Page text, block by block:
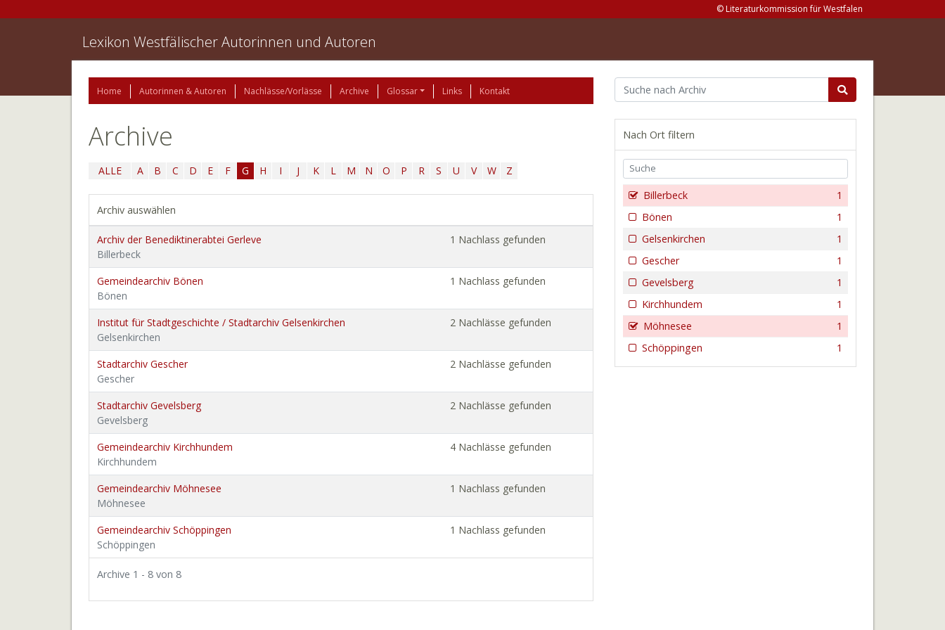
© Literaturkommission für Westfalen
Lexikon Westfälischer Autorinnen und Autoren
Home Autorinnen & Autoren Nachlässe/Vorlässe Archive Glossar Links Kontakt
Archive
ALLE A B C D E F G H I J K L M N O P R S U V W Z
Archiv auswählen
Archiv der Benediktinerabtei Gerleve
Billerbeck
1 Nachlass gefunden
Gemeindearchiv Bönen
Bönen
1 Nachlass gefunden
Institut für Stadtgeschichte / Stadtarchiv Gelsenkirchen
Gelsenkirchen
2 Nachlässe gefunden
Stadtarchiv Gescher
Gescher
2 Nachlässe gefunden
Stadtarchiv Gevelsberg
Gevelsberg
2 Nachlässe gefunden
Gemeindearchiv Kirchhundem
Kirchhundem
4 Nachlässe gefunden
Gemeindearchiv Möhnesee
Möhnesee
1 Nachlass gefunden
Gemeindearchiv Schöppingen
Schöppingen
1 Nachlass gefunden
Archive 1 - 8 von 8
Nach Ort filtern
1
Billerbeck
1
Bönen
1
Gelsenkirchen
1
Gescher
1
Gevelsberg
1
Kirchhundem
1
Möhnesee
1
Schöppingen